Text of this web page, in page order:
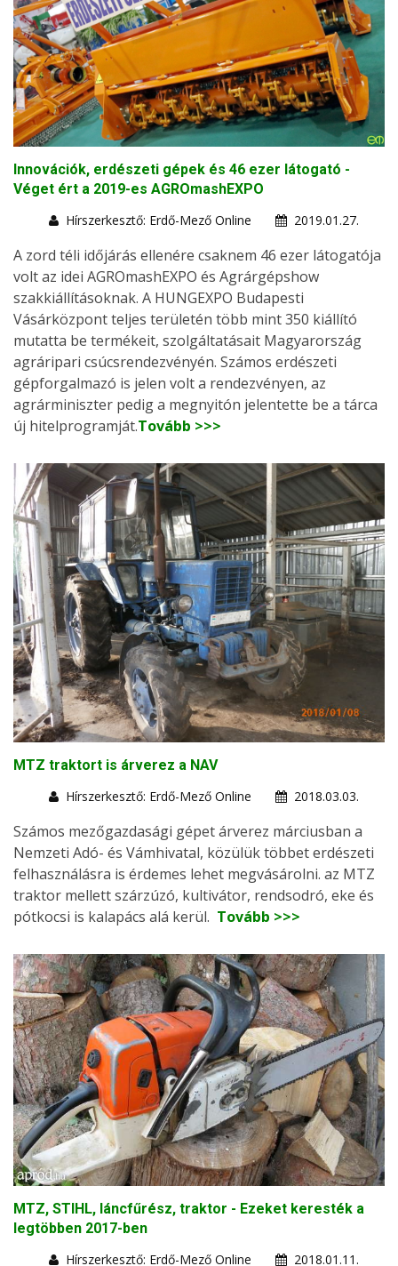
Innovációk, erdészeti gépek és 46 ezer látogató -
Véget ért a 2019-es AGROmashEXPO
Hírszerkesztő: Erdő-Mező Online
2019.01.27.
A zord téli időjárás ellenére csaknem 46 ezer látogatója
volt az idei AGROmashEXPO és Agrárgépshow
szakkiállításoknak. A HUNGEXPO Budapesti
Vásárközpont teljes területén több mint 350 kiállító
mutatta be termékeit, szolgáltatásait Magyarország
agráripari csúcsrendezvényén. Számos erdészeti
gépforgalmazó is jelen volt a rendezvényen, az
agrárminiszter pedig a megnyitón jelentette be a tárca
új hitelprogramját.Tovább >>>
MTZ traktort is árverez a NAV
Hírszerkesztő: Erdő-Mező Online
2018.03.03.
Számos mezőgazdasági gépet árverez márciusban a
Nemzeti Adó- és Vámhivatal, közülük többet erdészeti
felhasználásra is érdemes lehet megvásárolni. az MTZ
traktor mellett szárzúzó, kultivátor, rendsodró, eke és
pótkocsi is kalapács alá kerül. Tovább >>>
MTZ, STIHL, láncfűrész, traktor - Ezeket keresték a
legtöbben 2017-ben
Hírszerkesztő: Erdő-Mező Online
2018.01.11.